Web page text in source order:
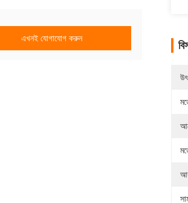
এখনই যোগাযোগ করুন